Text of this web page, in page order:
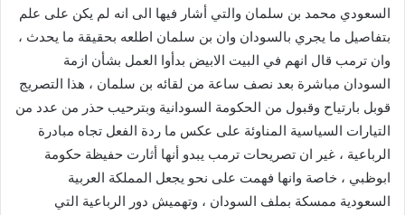
السعودي محمد بن سلمان والتي أشار فيها الى انه لم يكن على علم
بتفاصيل ما يجري بالسودان وان بن سلمان اطلعه بحقيقة ما يحدث ،
وان ترمب قال انهم في البيت الابيض بدأوا العمل بشأن ازمة
السودان مباشرة بعد نصف ساعة من لقائه بن سلمان ، هذا التصريج
قوبل بارتياح وقبول من الحكومة السودانية وبترحيب حذر من عدد من
التيارات السياسية المناوئة على عكس ما ردة الفعل تجاه مبادرة
الرباعية ، غير ان تصريحات ترمب يبدو أنها أثارت حفيظة حكومة
ابوظبي ، خاصة وانها فهمت على نحو يجعل المملكة العربية
السعودية ممسكة بملف السودان ، وتهميش دور الرباعية التي